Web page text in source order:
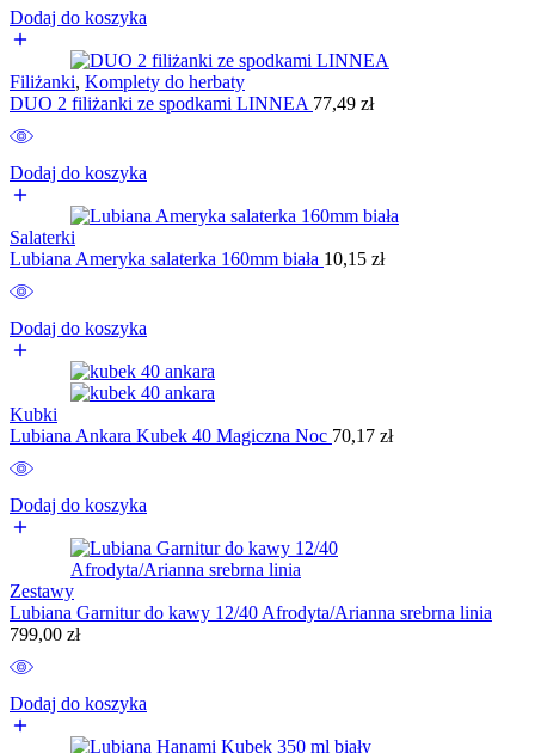
Dodaj do koszyka
Filiżanki, Komplety do herbaty
DUO 2 filiżanki ze spodkami LINNEA 77,49 zł
Dodaj do koszyka
Salaterki
Lubiana Ameryka salaterka 160mm biała 10,15 zł
Dodaj do koszyka
Kubki
Lubiana Ankara Kubek 40 Magiczna Noc 70,17 zł
Dodaj do koszyka
Zestawy
Lubiana Garnitur do kawy 12/40 Afrodyta/Arianna srebrna linia
799,00 zł
Dodaj do koszyka